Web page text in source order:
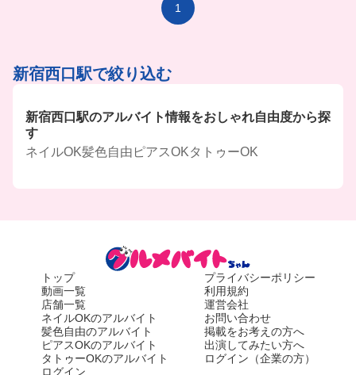
1
新宿西口駅で絞り込む
新宿西口駅のアルバイト情報をおしゃれ自由度から探
す
ネイルOK髪色自由 ピアスOKタトゥーOK
トップ
動画一覧
店舗一覧
ネイルOKのアルバイト
髪色自由のアルバイト
ピアスOKのアルバイト
タトゥーOKのアルバイト
ログイン
プライバシーポリシー
利用規約
運営会社
お問い合わせ
掲載をお考えの方へ
出演してみたい方へ
ログイン（企業の方）